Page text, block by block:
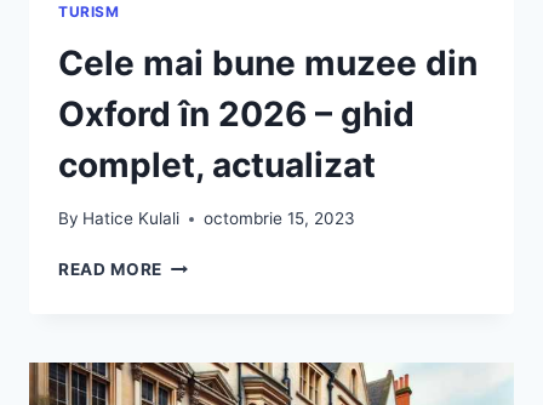
TURISM
Cele mai bune muzee din
Oxford în 2026 – ghid
complet, actualizat
By Hatice Kulali octombrie 15, 2023
READ MORE CELE
DIN
OXFORD